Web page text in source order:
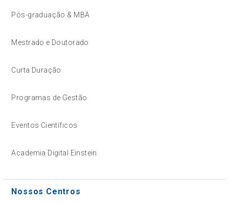
Pós-graduação & MBA
Mestrado e Doutorado
Curta Duração
Programas de Gestão
Eventos Científicos
Academia Digital Einstein
Nossos Centros